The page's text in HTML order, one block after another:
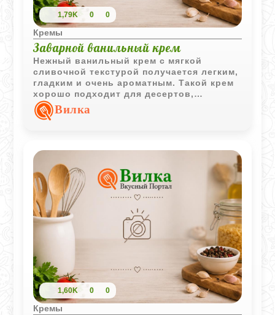
1,79K 0 0
Кремы
Заварной ванильный крем
Нежный ванильный крем с мягкой
сливочной текстурой получается легким,
гладким и очень ароматным. Такой крем
хорошо подходит для десертов,
пирожных и домашней выпечки.
Вилка
1,60K 0 0
Кремы